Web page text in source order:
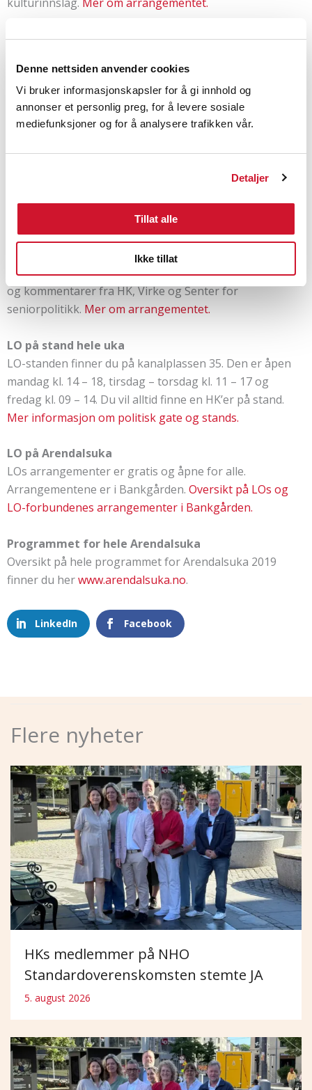
Denne nettsiden anvender cookies
Vi bruker informasjonskapsler for å gi innhold og
annonser et personlig preg, for å levere sosiale
mediefunksjoner og for å analysere trafikken vår.
Detaljer
Tillat alle
Ikke tillat
ONSDAG 15. AUGUST
Digitalisering og kompetansebehov i varehandelen –
er seniorene løsningen?
Tid: kl. 13.15 – 14.15
Sted: MS Sandnes, Fafobåten festsalen
Hva er verdien av seniorer og deres kompetanse i
kundearbeid når digitalisering tar over de enkle
oppgavene?
Det blir rapportlansering, erfaringer fra virksomheter
og kommentarer fra HK, Virke og Senter for
seniorpolitikk. Mer om arrangementet.
LO på stand hele uka
LO-standen finner du på kanalplassen 35. Den er åpen
mandag kl. 14 – 18, tirsdag – torsdag kl. 11 – 17 og
fredag kl. 09 – 14. Du vil alltid finne en HK’er på stand.
Mer informasjon om politisk gate og stands.
LO på Arendalsuka
LOs arrangementer er gratis og åpne for alle.
Arrangementene er i Bankgården. Oversikt på LOs og
LO-forbundenes arrangementer i Bankgården.
Programmet for hele Arendalsuka
Oversikt på hele programmet for Arendalsuka 2019
finner du herwww.arendalsuka.no.
LinkedIn Facebook
Flere nyheter
HKs medlemmer på NHO
Standardoverenskomsten stemte JA
5. august 2026